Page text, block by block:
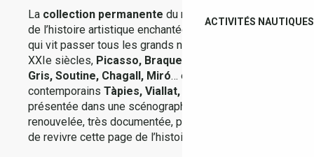
ACTIVITÉS NAUTIQUES
La collection permanente du musée, témoignage
de l’histoire artistique enchantée de la petite ville
qui vit passer tous les grands noms des XXe et
XXIe siècles, Picasso, Braque, Matisse, Herbin,
Gris, Soutine, Chagall, Miró… et jusqu’aux artistes
contemporains Tàpies, Viallat, Bioulès
présentée dans une scénographie complètement
renouvelée, très documentée, permettant au public
de revivre cette page de l’histoire de l’art.